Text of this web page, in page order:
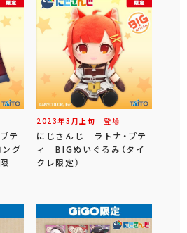
テ
グ
2023年3 月 上旬 登場
にじさんじ ラトナ・プテ
ィ BIGぬいぐるみ（タイ
クレ限定）